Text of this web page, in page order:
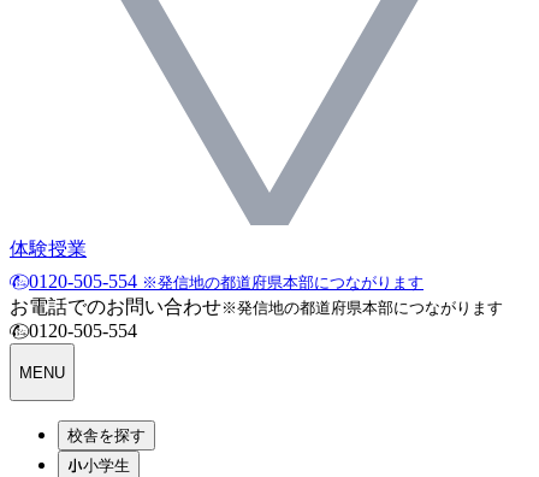
体験授業
0120-505-554 ※発信地の都道府県本部につながります
お電話でのお問い合わせ※発信地の都道府県本部につながります
0120-505-554
MENU
校舎を探す
小学生